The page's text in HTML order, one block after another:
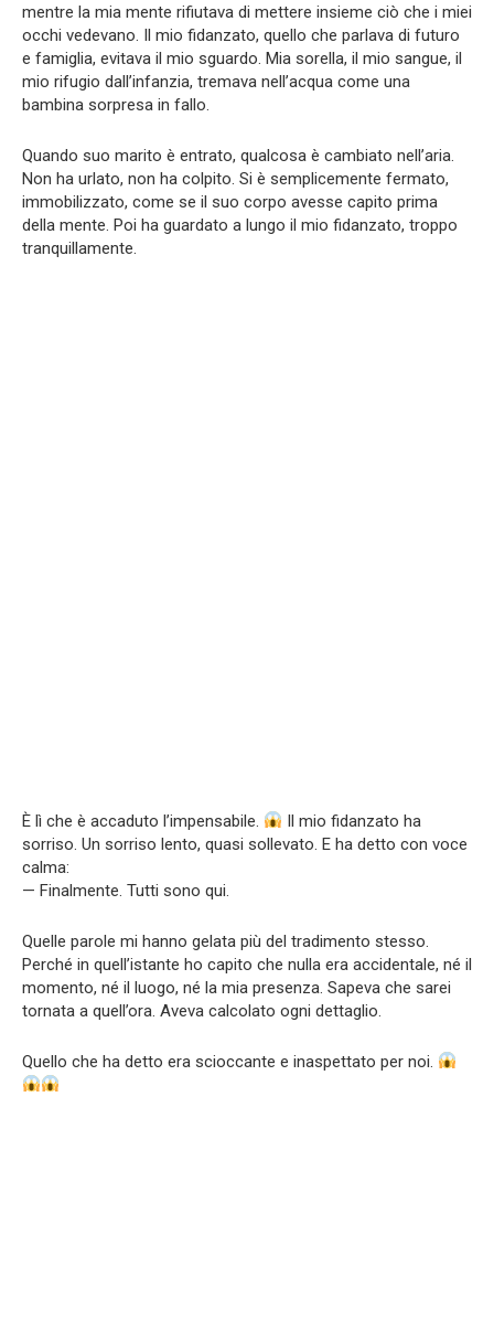
mentre la mia mente rifiutava di mettere insieme ciò che i miei
occhi vedevano. Il mio fidanzato, quello che parlava di futuro
e famiglia, evitava il mio sguardo. Mia sorella, il mio sangue, il
mio rifugio dall’infanzia, tremava nell’acqua come una
bambina sorpresa in fallo.
Quando suo marito è entrato, qualcosa è cambiato nell’aria.
Non ha urlato, non ha colpito. Si è semplicemente fermato,
immobilizzato, come se il suo corpo avesse capito prima
della mente. Poi ha guardato a lungo il mio fidanzato, troppo
tranquillamente.
È lì che è accaduto l’impensabile.
Il mio fidanzato ha
sorriso. Un sorriso lento, quasi sollevato. E ha detto con voce
calma:
— Finalmente. Tutti sono qui.
Quelle parole mi hanno gelata più del tradimento stesso.
Perché in quell’istante ho capito che nulla era accidentale, né il
momento, né il luogo, né la mia presenza. Sapeva che sarei
tornata a quell’ora. Aveva calcolato ogni dettaglio.
Quello che ha detto era scioccante e inaspettato per noi.